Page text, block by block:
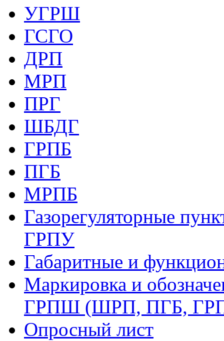
УГРШ
ГСГО
ДРП
МРП
ПРГ
ШБДГ
ГРПБ
ПГБ
МРПБ
Газорегуляторные
ГРПУ
Габаритные и
Маркировка и
ГРПШ (ШРП, ПГБ,
Опросный лист